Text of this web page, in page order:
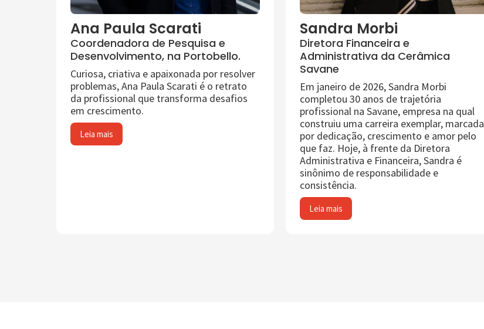
Ana Paula Scarati
Coordenadora de Pesquisa e
Desenvolvimento, na Portobello.
Curiosa, criativa e apaixonada por resolver
problemas, Ana Paula Scarati é o retrato
da profissional que transforma desafios
em crescimento.
Leia mais
Sandra Morbi
Diretora Financeira e
Administrativa da Cerâmica
Savane
Em janeiro de 2026, Sandra Morbi
completou 30 anos de trajetória
profissional na Savane, empresa na qual
construiu uma carreira exemplar, marcada
por dedicação, crescimento e amor pelo
que faz. Hoje, à frente da Diretora
Administrativa e Financeira, Sandra é
sinônimo de responsabilidade e
consistência.
Leia mais